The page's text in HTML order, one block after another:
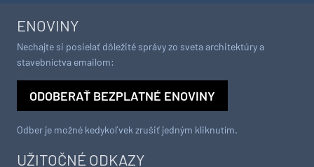
UŽITOČNÉ ODKAZY
ENOVINY
Nechajte si posielať dôležité správy zo sveta architektúry a
stavebníctva emailom:
ODOBERAŤ BEZPLATNÉ ENOVINY
Odber je možné kedykoľvek zrušiť jedným kliknutím.